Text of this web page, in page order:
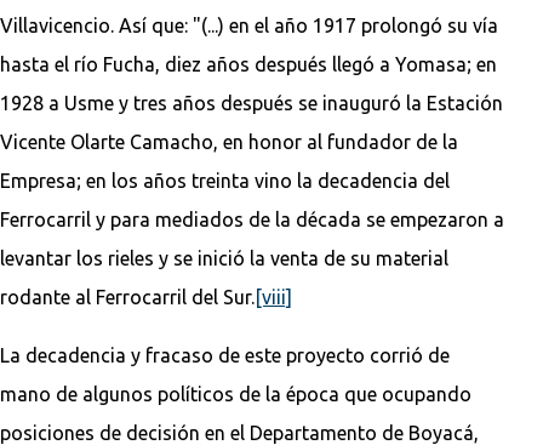
Villavicencio. Así que: "(...) en el año 1917 prolongó su vía
hasta el río Fucha, diez años después llegó a Yomasa; en
1928 a Usme y tres años después se inauguró la Estación
Vicente Olarte Camacho, en honor al fundador de la
Empresa; en los años treinta vino la decadencia del
Ferrocarril y para mediados de la década se empezaron a
levantar los rieles y se inició la venta de su material
rodante al Ferrocarril del Sur.[viii]
La decadencia y fracaso de este proyecto corrió de
mano de algunos políticos de la época que ocupando
posiciones de decisión en el Departamento de Boyacá,